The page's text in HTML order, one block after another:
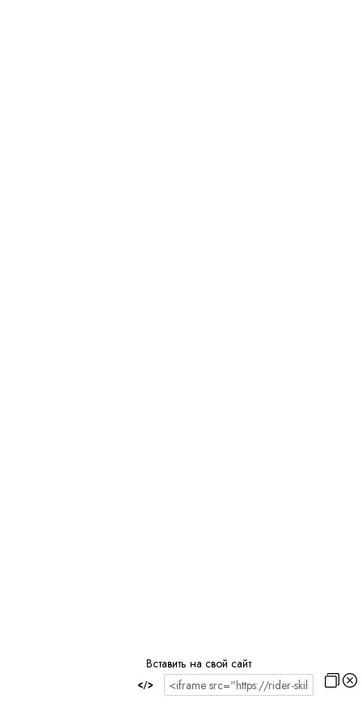
Вставить на свой сайт